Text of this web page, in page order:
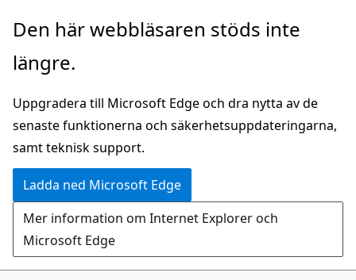
Hoppa
huvudinnehåll
Den här webbläsaren stöds inte
längre.
Uppgradera till Microsoft Edge och dra nytta av de
senaste funktionerna och säkerhetsuppdateringarna,
samt teknisk support.
Ladda ned Microsoft Edge
Mer information om Internet Explorer och
Microsoft Edge